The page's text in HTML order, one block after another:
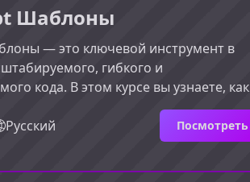
к
Шаблоны
— это ключевой инструмент в
гибкого и
кода. В этом курсе вы узнаете, как
техники проектирования,
проверенные шаблоны и избегать
антишаблонов, формируя
Русский Посмотреть